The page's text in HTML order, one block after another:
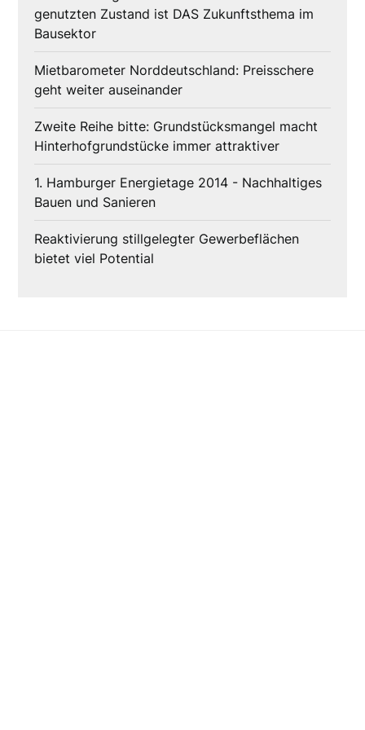
genutzten Zustand ist DAS Zukunftsthema im
Bausektor
Mietbarometer Norddeutschland: Preisschere
geht weiter auseinander
Zweite Reihe bitte: Grundstücksmangel macht
Hinterhofgrundstücke immer attraktiver
1. Hamburger Energietage 2014 - Nachhaltiges
Bauen und Sanieren
Reaktivierung stillgelegter Gewerbeflächen
bietet viel Potential